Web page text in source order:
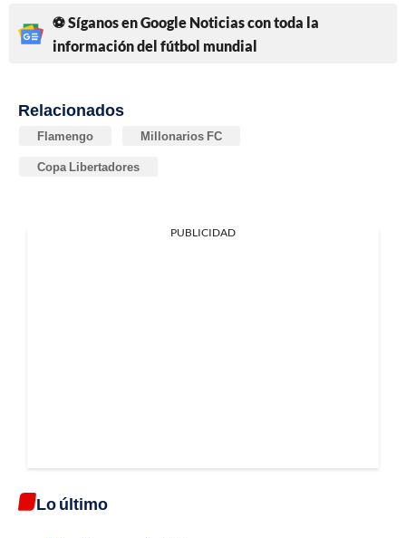
⚽ Síganos en Google Noticias con toda la
información del fútbol mundial
Relacionados
Flamengo Millonarios FC
Copa Libertadores
PUBLICIDAD
Lo último